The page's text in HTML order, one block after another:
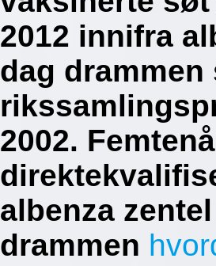
2012 innifra
dag
2002.
albenza
drammen